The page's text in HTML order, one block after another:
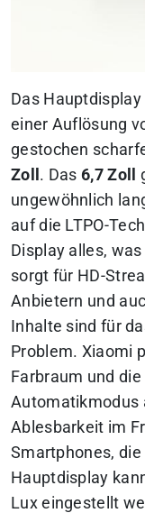
Das
einer Auflösung
gestochen
Zoll . Das6,7 Zoll
ungewöhnlich
auf die LTPO-
Display alles,
sorgt für HD-
Anbietern und
Inhalte sind für
Problem. Xiaomi
Farbraum und
Automatikmodus
Ablesbarkeit im
Smartphones,
Hauptdisplay
Lux eingestellt